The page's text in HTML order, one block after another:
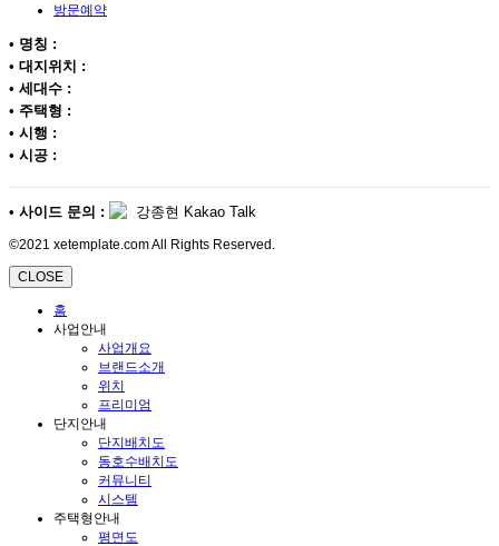
방문예약
• 명칭 :
• 대지위치 :
• 세대수 :
• 주택형 :
• 시행 :
• 시공 :
• 사이드 문의 : 강종현 Kakao Talk
©2021 xetemplate.com All Rights Reserved.
CLOSE
홈
사업안내
사업개요
브랜드소개
위치
프리미엄
단지안내
단지배치도
동호수배치도
커뮤니티
시스템
주택형안내
평면도